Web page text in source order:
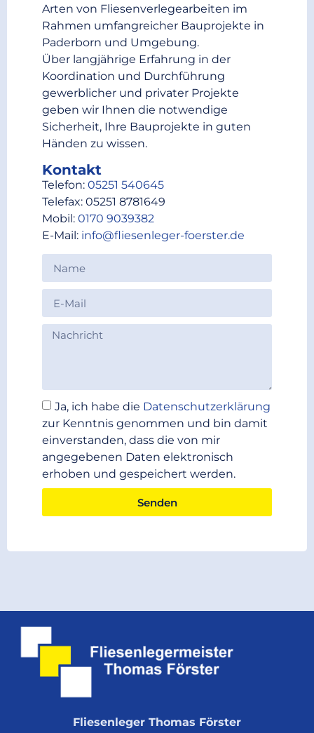
Arten von Fliesenverlegearbeiten im
Rahmen umfangreicher Bauprojekte in
Paderborn und Umgebung.
Über langjährige Erfahrung in der
Koordination und Durchführung
gewerblicher und privater Projekte
geben wir Ihnen die notwendige
Sicherheit, Ihre Bauprojekte in guten
Händen zu wissen.
Kontakt
Telefon: 05251 540645
Telefax: 05251 8781649
Mobil: 0170 9039382
E-Mail: info@fliesenleger-foerster.de
Ja, ich habe die Datenschutzerklärung
zur Kenntnis genommen und bin damit
einverstanden, dass die von mir
angegebenen Daten elektronisch
erhoben und gespeichert werden.
Senden
Fliesenleger Thomas Förster